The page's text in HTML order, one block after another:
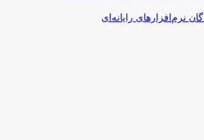
نرم‌افزارهای رایانه‌ای